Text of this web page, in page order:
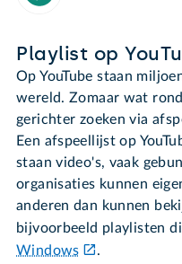
Playlist op
Op YouTube staan
wereld. Zomaar wat
gerichter zoeken via
Een afspeellijst op
staan video's, vaak
organisaties kunnen
anderen dan kunnen
bijvoorbeeld playlisten
Windows
.